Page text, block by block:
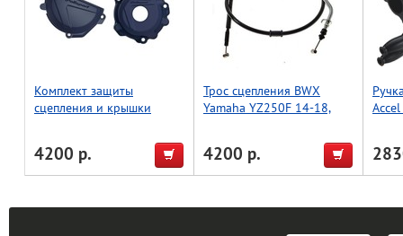
Комплект защиты
сцепления и крышки
4200 р.
Трос сцепления BWX
Yamaha YZ250F 14-18,
4200 р.